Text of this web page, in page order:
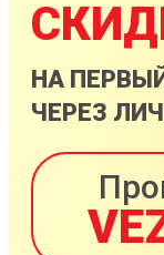
НА
ЧЕРЕЗ